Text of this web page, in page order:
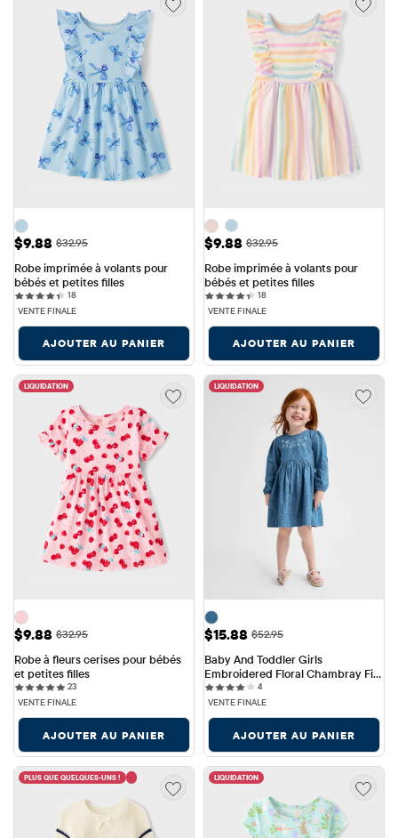
Prix ​​de vente: $9.88
$9.88 Prix ​​d'origine: $32.95
$32.95
Robe imprimée à volants pour
bébés et petites filles
1818 reviews
VENTE FINALE
AJOUTER AU PANIER
Prix ​​de vente: $9.88
$9.88 Prix ​​d'origine: $32.95
$32.95
Robe imprimée à volants pour
bébés et petites filles
1818 reviews
VENTE FINALE
AJOUTER AU PANIER
LIQUIDATION
Prix ​​de vente: $9.88
$9.88 Prix ​​d'origine: $32.95
$32.95
Robe à fleurs cerises pour bébés
et petites filles
2323 reviews
VENTE FINALE
AJOUTER AU PANIER
LIQUIDATION
Prix ​​de vente: $15.88
$15.88 Prix ​​d'origine: $52.95
$52.95
Baby And Toddler Girls
Embroidered Floral Chambray Fit
And Flare Dress
44 reviews
VENTE FINALE
AJOUTER AU PANIER
PLUS QUE QUELQUES-UNS ! LIQUIDATION